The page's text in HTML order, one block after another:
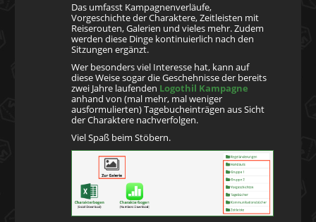
Das umfasst Kampagnenverläufe,
Vorgeschichte der Charaktere, Zeitleisten mit
Reiserouten, Galerien und vieles mehr. Zudem
werden diese Dinge kontinuierlich nach den
Sitzungen ergänzt.
Wer besonders viel Interesse hat, kann auf
diese Weise sogar die Geschehnisse der bereits
zwei Jahre laufenden Logothil Kampagne
anhand von (mal mehr, mal weniger
ausformulierten) Tagebucheinträgen aus Sicht
der Charaktere nachverfolgen.
Viel Spaß beim Stöbern.